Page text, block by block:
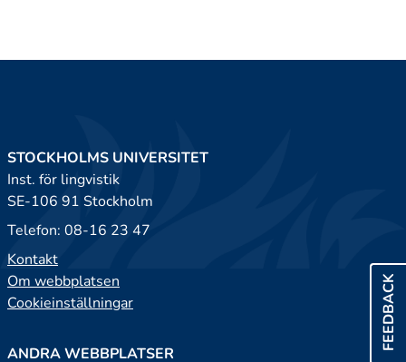
FEEDBACK
STOCKHOLMS UNIVERSITET
Inst. för lingvistik
SE-106 91 Stockholm
Telefon: 08-16 23 47
Kontakt
Om webbplatsen
Cookieinställningar
ANDRA WEBBPLATSER